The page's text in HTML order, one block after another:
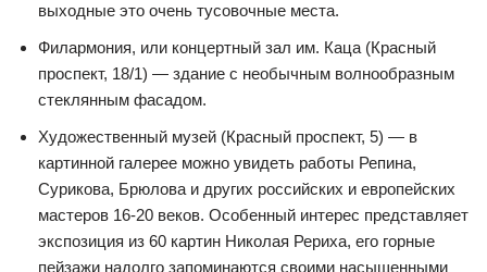
выходные это очень тусовочные места.
Филармония, или концертный зал им. Каца (​Красный
проспект, 18/1) — здание с необычным волнообразным
стеклянным фасадом.
Художественный музей (​Красный проспект, 5) — в
картинной галерее можно увидеть работы Репина,
Сурикова, Брюлова и других российских и европейских
мастеров 16-20 веков. Особенный интерес представляет
экспозиция из 60 картин Николая Рериха, его горные
пейзажи надолго запоминаются своими насыщенными